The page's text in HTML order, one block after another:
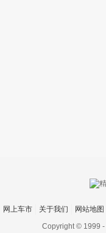
网上车市 关于我们 网站地图
Copyright © 1999 -